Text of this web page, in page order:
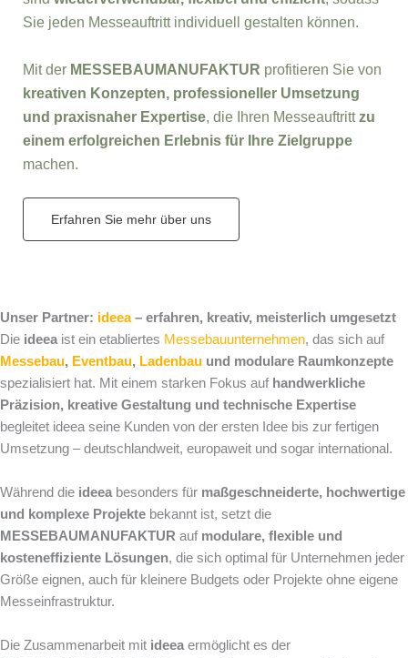
Sie jeden Messeauftritt individuell gestalten können.
Mit der MESSEBAUMANUFAKTUR profitieren Sie von
kreativen Konzepten, professioneller Umsetzung
und praxisnaher Expertise, die Ihren Messeauftrittzu
einem erfolgreichen Erlebnis für Ihre Zielgruppe
machen.
Erfahren Sie mehr über uns
Unser Partner: ideea– erfahren, kreativ, meisterlich umgesetzt
Die ideea ist ein etabliertes Messebauunternehmen, das sich auf
Messebau, Eventbau, Ladenbau und modulare Raumkonzepte
spezialisiert hat. Mit einem starken Fokus auf handwerkliche
Präzision, kreative Gestaltung und technische Expertise
begleitet ideea seine Kunden von der ersten Idee bis zur fertigen
Umsetzung – deutschlandweit, europaweit und sogar international.
Während die ideea besonders für maßgeschneiderte, hochwertige
und komplexe Projekte bekannt ist, setzt die
MESSEBAUMANUFAKTUR auf modulare, flexible und
kosteneffiziente Lösungen, die sich optimal für Unternehmen jeder
Größe eignen, auch für kleinere Budgets oder Projekte ohne eigene
Messeinfrastruktur.
Die Zusammenarbeit mit ideea ermöglicht es der